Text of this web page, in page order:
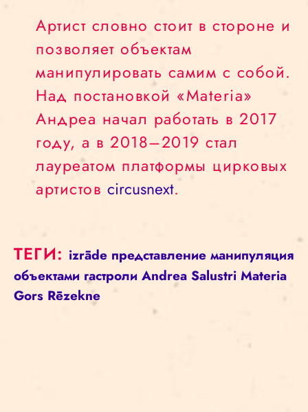
Артист словно стоит в стороне и
позволяет объектам
манипулировать самим с собой.
Над постановкой «Materia»
Андреа начал работать в 2017
году, а в 2018–2019 стал
лауреатом платформы цирковых
артистов circusnext.
ТЕГИ: izrāde представление манипуляция
объектами гастроли Andrea Salustri Materia
Gors Rēzekne